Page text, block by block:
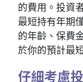
的費用。投資
最短持有年期
的年齡、保費
於你的預計最
仔細考慮